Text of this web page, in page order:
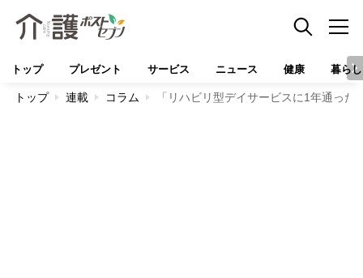
トップ プレゼント サービス ニュース 健康 暮らし
トップ 連載 コラム 「リハビリ型デイサービスに1年通っ